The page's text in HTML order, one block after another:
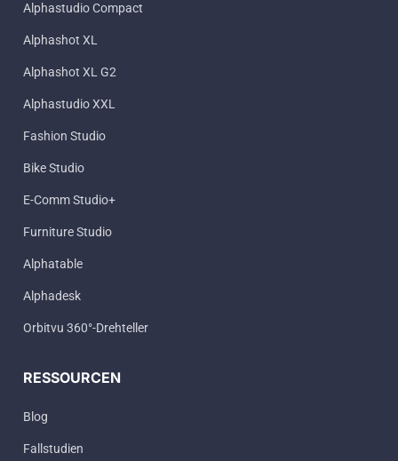
Alphastudio Compact
Alphashot XL
Alphashot XL G2
Alphastudio XXL
Fashion Studio
Bike Studio
E-Comm Studio+
Furniture Studio
Alphatable
Alphadesk
Orbitvu 360°-Drehteller
RESSOURCEN
Blog
Fallstudien